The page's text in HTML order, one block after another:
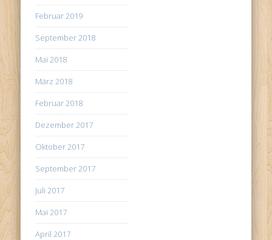
Februar 2019
September 2018
Mai 2018
März 2018
Februar 2018
Dezember 2017
Oktober 2017
September 2017
Juli 2017
Mai 2017
April 2017